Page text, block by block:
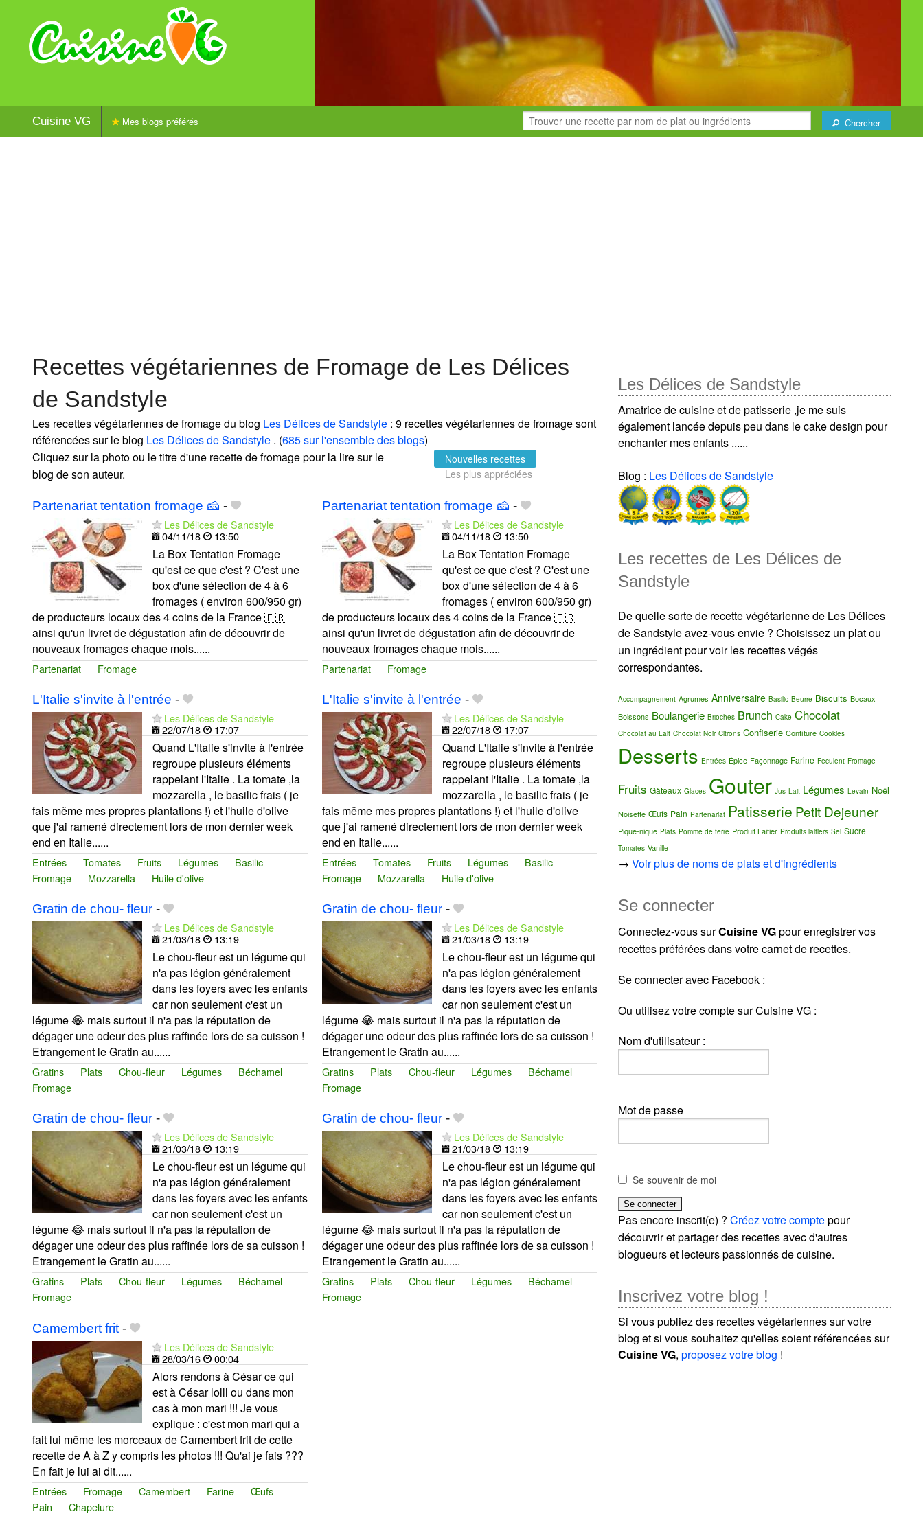
Cuisine VG Chercher
Mes blogs préférés
Recettes végétariennes de Fromage de Les Délices
de Sandstyle
Les recettes végétariennes de fromage du blog Les Délices de Sandstyle : 9 recettes végétariennes de fromage sont
référencées sur le blog Les Délices de Sandstyle . (685 sur l'ensemble des blogs)
Cliquez sur la photo ou le titre d'une recette de fromage pour la lire sur le
blog de son auteur.
Nouvelles recettes
Les plus appréciées
Partenariat tentation fromage 🧀 -
Les Délices de Sandstyle
04/11/18
13:50
La Box Tentation Fromage
qu'est ce que c'est ? C'est une
box d'une sélection de 4 à 6
fromages ( environ 600/950 gr)
de producteurs locaux des 4 coins de la France 🇫🇷
ainsi qu'un livret de dégustation afin de découvrir de
nouveaux fromages chaque mois......
Partenariat Fromage
Partenariat tentation fromage 🧀 -
Les Délices de Sandstyle
04/11/18
13:50
La Box Tentation Fromage
qu'est ce que c'est ? C'est une
box d'une sélection de 4 à 6
fromages ( environ 600/950 gr)
de producteurs locaux des 4 coins de la France 🇫🇷
ainsi qu'un livret de dégustation afin de découvrir de
nouveaux fromages chaque mois......
Partenariat Fromage
L'Italie s'invite à l'entrée -
Les Délices de Sandstyle
22/07/18
17:07
Quand L'Italie s'invite à l'entrée
regroupe plusieurs éléments
rappelant l'Italie . La tomate ,la
mozzarella , le basilic frais ( je
fais même mes propres plantations !) et l'huile d'olive
que j'ai ramené directement lors de mon dernier week
end en Italie......
Entrées Tomates Fruits Légumes
Basilic
Fromage
Mozzarella Huile d'olive
L'Italie s'invite à l'entrée -
Les Délices de Sandstyle
22/07/18
17:07
Quand L'Italie s'invite à l'entrée
regroupe plusieurs éléments
rappelant l'Italie . La tomate ,la
mozzarella , le basilic frais ( je
fais même mes propres plantations !) et l'huile d'olive
que j'ai ramené directement lors de mon dernier week
end en Italie......
Entrées Tomates Fruits Légumes
Basilic
Fromage
Mozzarella Huile d'olive
Gratin de chou- fleur -
Les Délices de Sandstyle
21/03/18
13:19
Le chou-fleur est un légume qui
n'a pas légion généralement
dans les foyers avec les enfants
car non seulement c'est un
légume 😂 mais surtout il n'a pas la réputation de
dégager une odeur des plus raffinée lors de sa cuisson !
Etrangement le Gratin au......
Gratins Plats Chou-fleur Légumes
Béchamel
Fromage
Gratin de chou- fleur-
Les Délices de Sandstyle
21/03/18
13:19
Le chou-fleur est un légume qui
n'a pas légion généralement
dans les foyers avec les enfants
car non seulement c'est un
légume 😂 mais surtout il n'a pas la réputation de
dégager une odeur des plus raffinée lors de sa cuisson !
Etrangement le Gratin au......
Gratins Plats Chou-fleur Légumes
Béchamel
Fromage
Gratin de chou- fleur -
Les Délices de Sandstyle
21/03/18
13:19
Le chou-fleur est un légume qui
n'a pas légion généralement
dans les foyers avec les enfants
car non seulement c'est un
légume 😂 mais surtout il n'a pas la réputation de
dégager une odeur des plus raffinée lors de sa cuisson !
Etrangement le Gratin au......
Gratins Plats Chou-fleur Légumes
Béchamel
Fromage
Gratin de chou- fleur-
Les Délices de Sandstyle
21/03/18
13:19
Le chou-fleur est un légume qui
n'a pas légion généralement
dans les foyers avec les enfants
car non seulement c'est un
légume 😂 mais surtout il n'a pas la réputation de
dégager une odeur des plus raffinée lors de sa cuisson !
Etrangement le Gratin au......
Gratins Plats Chou-fleur Légumes
Béchamel
Fromage
Camembert frit -
Les Délices de Sandstyle
28/03/16
00:04
Alors rendons à César ce qui
est à César lolll ou dans mon
cas à mon mari !!! Je vous
explique : c'est mon mari qui a
fait lui même les morceaux de Camembert frit de cette
recette de A à Z y compris les photos !!! Qu'ai je fais ???
En fait je lui ai dit......
Entrées Fromage Camembert Farine
Œufs
Pain
Chapelure
Les Délices de Sandstyle
Amatrice de cuisine et de patisserie ,je me suis
également lancée depuis peu dans le cake design pour
enchanter mes enfants ......
Blog : Les Délices de Sandstyle
Les recettes de Les Délices de
Sandstyle
De quelle sorte de recette végétarienne de Les Délices
de Sandstyle avez-vous envie ? Choisissez un plat ou
un ingrédient pour voir les recettes végés
correspondantes.
Accompagnement Agrumes Anniversaire Basilic Beurre Biscuits Bocaux
Boissons Boulangerie Brioches Brunch Cake Chocolat
Chocolat au Lait Chocolat Noir Citrons Confiserie Confiture Cookies
Desserts Entrées Épice Façonnage Farine Feculent Fromage
Fruits Gâteaux Glaces Gouter Jus Lait Légumes Levain Noël
Noisette Œufs Pain Partenariat Patisserie Petit Dejeuner
Pique-nique Plats Pomme de terre Produit Laitier Produits laitiers Sel Sucre
Tomates Vanille
→Voir plus de noms de plats et d'ingrédients
Se connecter
Connectez-vous surCuisine VGpour enregistrer vos
recettes préférées dans votre carnet de recettes.
Se connecter avec Facebook :
Ou utilisez votre compte sur Cuisine VG :
Nom d'utilisateur :
Mot de passe
Se souvenir de moi
Pas encore inscrit(e) ?Créez votre comptepour
découvrir et partager des recettes avec d'autres
blogueurs et lecteurs passionnés de cuisine.
Inscrivez votre blog !
Si vous publiez des recettes végétariennes sur votre
blog et si vous souhaitez qu'elles soient référencées sur
Cuisine VG,proposez votre blog !